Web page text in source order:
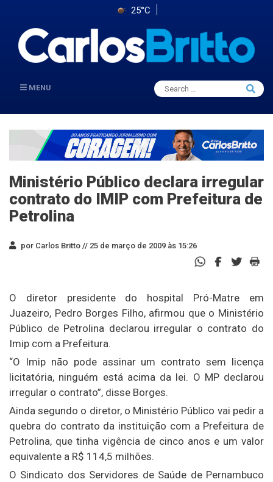
25°C
MENU
Search
for:
Search
Ministério Público declara irregular
contrato do IMIP com Prefeitura de
Petrolina
por Carlos Britto // 25 de março de 2009 às 15:26
O diretor presidente do hospital Pró-Matre em
Juazeiro, Pedro Borges Filho, afirmou que o Ministério
Público de Petrolina declarou irregular o contrato do
Imip com a Prefeitura.
“O Imip não pode assinar um contrato sem licença
licitatória, ninguém está acima da lei. O MP declarou
irregular o contrato”, disse Borges.
Ainda segundo o diretor, o Ministério Público vai pedir a
quebra do contrato da instituição com a Prefeitura de
Petrolina, que tinha vigência de cinco anos e um valor
equivalente a R$ 114,5 milhões.
O Sindicato dos Servidores de Saúde de Pernambuco